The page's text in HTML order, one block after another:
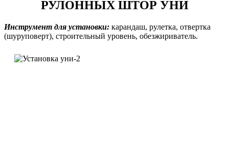
РУЛОННЫХ ШТОР УНИ
Инструмент для установки: карандаш, рулетка, отвертка
(шуруповерт), строительный уровень, обезжириватель.